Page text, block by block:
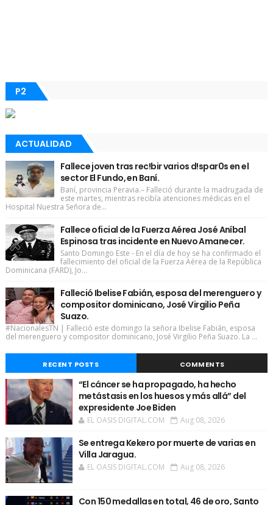
P2
ACTUALIDAD
Fallece joven tras rec!bir varios d!spar0s en el
sector El Fundo, en Baní.
Baní, provincia Peravia.– Falleció durante la madrugada de
este martes, mientras recibía atenciones médicas en el
Hospital Nuestra Señora de...
Fallece oficial de la Fuerza Aérea José Aníbal
Espinosa tras incidente en Nuevo Amanecer.
Santo Domingo Este - En el día de hoy se ha confirmado el
fallecimiento del oficial de la Fuerza Aérea de la República
Dominicana (FARD), Jo...
Falleció Ibelise Fabián, esposa del merenguero y
compositor dominicano, José Virgilio Peña
Suazo.
#NacionalesTN | Falleció este domingo la señora Ibelise Fabián, esposa
del merenguero y compositor dominicano, José Virgilio Peña Suazo. La ...
RECENT POSTS COMMENTS
“El cáncer se ha propagado, ha hecho
metástasis en los huesos y más allá” del
expresidente Joe Biden
EL OASIS DIGITAL.COM Aug 08, 2026
Se entrega Kekero por muerte de varias en
Villa Jaragua.
EL OASIS DIGITAL.COM Aug 08, 2026
Con 150 medallas en total, 46 de oro, Santo